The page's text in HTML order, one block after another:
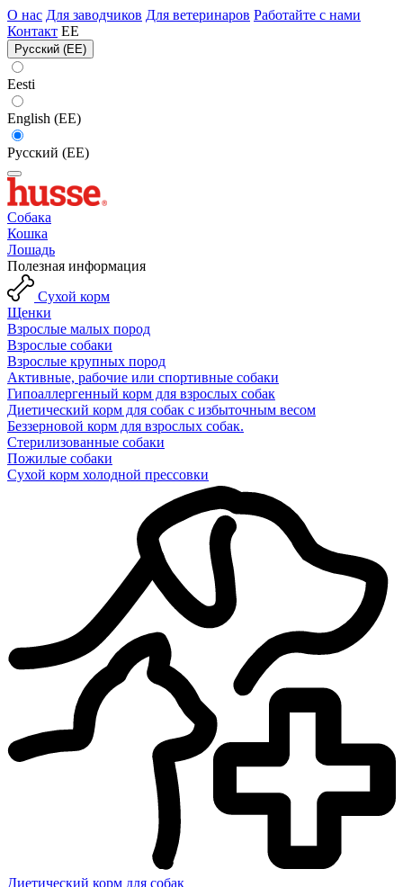
О нас Для заводчиков Для ветеринаров Работайте с нами
Контакт EE
Русский (EE)
Eesti
English (EE)
Русский (EE)
Собака
Кошка
Лошадь
Полезная информация
Сухой корм
Щенки
Взрослые малых пород
Взрослые собаки
Взрослые крупных пород
Активные, рабочие или спортивные собаки
Гипоаллергенный корм для взрослых собак
Диетический корм для собак с избыточным весом
Беззерновой корм для взрослых собак.
Стерилизованные собаки
Пожилые собаки
Сухой корм холодной прессовки
Диетический корм для собак